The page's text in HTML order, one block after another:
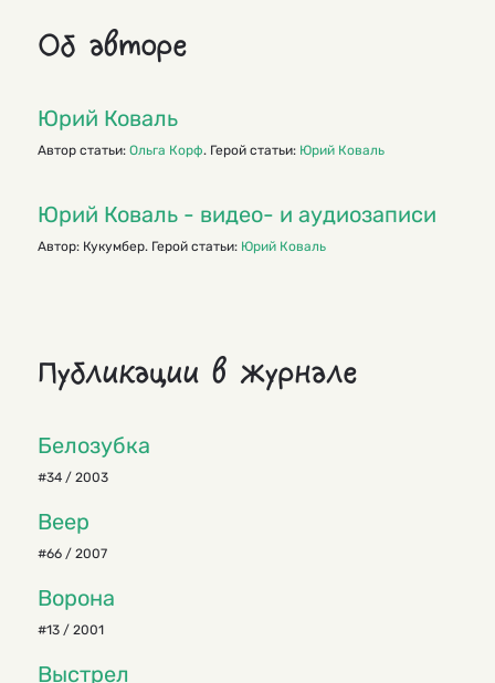
Об авторе
Юрий Коваль
Автор статьи: Ольга Корф. Герой статьи: Юрий Коваль
Юрий Коваль - видео- и аудиозаписи
Автор: Кукумбер. Герой статьи: Юрий Коваль
Публикации в журнале
Белозубка
#34 / 2003
Веер
#66 / 2007
Ворона
#13 / 2001
Выстрел